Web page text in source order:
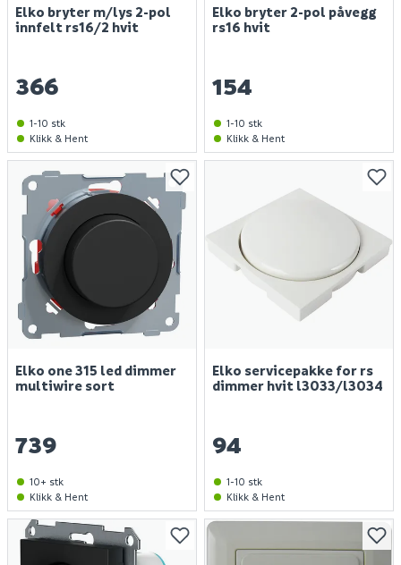
Elko bryter m/lys 2-pol
innfelt rs16/2 hvit
366
1-10 stk
Klikk & Hent
Elko bryter 2-pol påvegg
rs16 hvit
154
1-10 stk
Klikk & Hent
Elko one 315 led dimmer
multiwire sort
739
10+ stk
Klikk & Hent
Elko servicepakke for rs
dimmer hvit l3033/l3034
94
1-10 stk
Klikk & Hent